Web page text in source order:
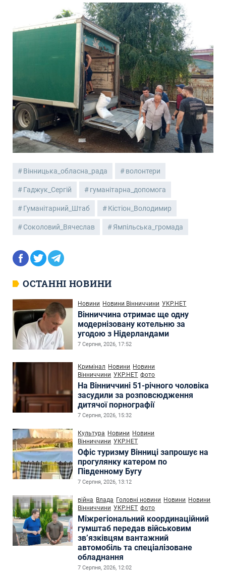
Вінницька_обласна_рада волонтери
Гаджук_Сергій гуманітарна_допомога
Гуманітарний_Штаб Кістіон_Володимир
Соколовий_Вячеслав Ямпільська_громада
ОСТАННІ НОВИНИ
Новини Новини Вінниччини УКР.НЕТ
Вінниччина отримає ще одну
модернізовану котельню за
угодою з Нідерландами
7 Серпня, 2026, 17:52
Кримінал Новини Новини
Вінниччини УКР.НЕТ фото
На Вінниччині 51-річного чоловіка
засудили за розповсюдження
дитячої порнографії
7 Серпня, 2026, 15:32
Культура Новини Новини
Вінниччини УКР.НЕТ
Офіс туризму Вінниці запрошує на
прогулянку катером по
Південному Бугу
7 Серпня, 2026, 13:12
війна Влада Головні новини Новини Новини
Вінниччини УКР.НЕТ фото
Міжрегіональний координаційний
гумштаб передав військовим
зв’язківцям вантажний
автомобіль та спеціалізоване
обладнання
7 Серпня, 2026, 12:02